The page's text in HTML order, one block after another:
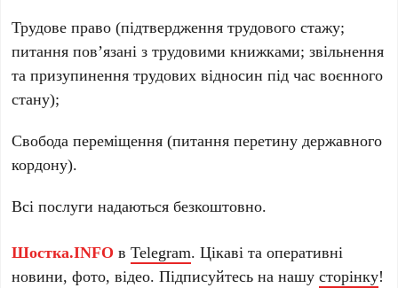
Трудове право (підтвердження трудового стажу;
питання пов’язані з трудовими книжками; звільнення
та призупинення трудових відносин під час воєнного
стану);
Свобода переміщення (питання перетину державного
кордону).
Всі послуги надаються безкоштовно.
Шостка.INFO вTelegram. Цікаві та оперативні
новини, фото, відео. Підписуйтесь на нашусторінку!